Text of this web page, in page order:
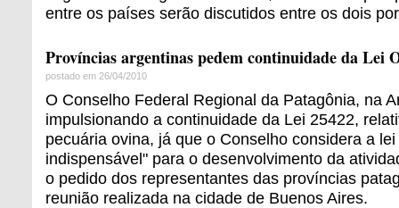
entre os países serão discutidos entre os dois
Províncias argentinas pedem continuidade da Lei
postado em 26/04/2010
O Conselho Federal Regional da Patagônia, na
impulsionando a continuidade da Lei 25422,
pecuária ovina, já que o Conselho considera a
indispensável" para o desenvolvimento da
o pedido dos representantes das províncias
reunião realizada na cidade de Buenos Aires.